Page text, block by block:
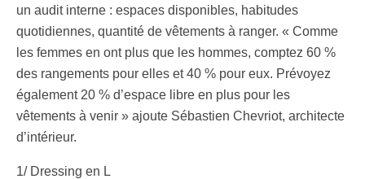
un audit interne : espaces disponibles, habitudes
quotidiennes, quantité de vêtements à ranger. « Comme
les femmes en ont plus que les hommes, comptez 60 %
des rangements pour elles et 40 % pour eux. Prévoyez
également 20 % d’espace libre en plus pour les
vêtements à venir » ajoute Sébastien Chevriot, architecte
d’intérieur.
1/ Dressing en L